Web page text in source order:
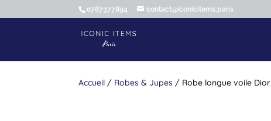
0787377894 contact@iconicitems.paris
Accueil / Robes & Jupes / Robe longue voile Dior